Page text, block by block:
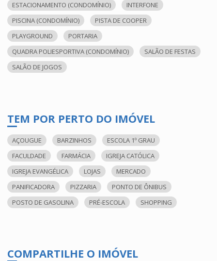
ESTACIONAMENTO (CONDOMÍNIO)
INTERFONE
PISCINA (CONDOMÍNIO)
PISTA DE COOPER
PLAYGROUND
PORTARIA
QUADRA POLIESPORTIVA (CONDOMÍNIO)
SALÃO DE FESTAS
SALÃO DE JOGOS
TEM POR PERTO DO IMÓVEL
AÇOUGUE BARZINHOS
ESCOLA 1º GRAU
FACULDADE
FARMÁCIA
IGREJA CATÓLICA
IGREJA EVANGÉLICA
LOJAS
MERCADO
PANIFICADORA
PIZZARIA
PONTO DE ÔNIBUS
POSTO DE GASOLINA
PRÉ-ESCOLA SHOPPING
COMPARTILHE O IMÓVEL